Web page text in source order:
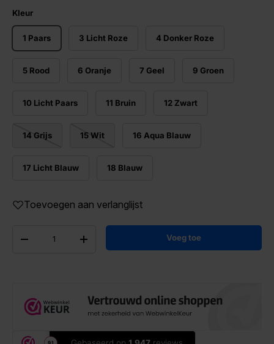
Kleur
1 Paars 3 Licht Roze 4 Donker Roze
5 Rood 6 Oranje 7 Geel 9 Groen
10 Licht Paars 11 Bruin 12 Zwart
14 Grijs 15 Wit 16 Aqua Blauw
17 Licht Blauw 18 Blauw
Toevoegen aan verlanglijst
-
+
Voeg toe